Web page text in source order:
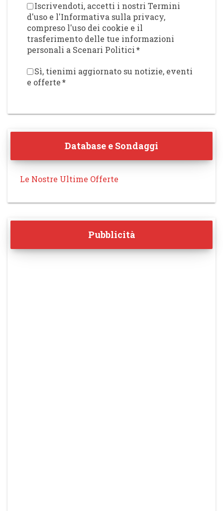
Iscrivendoti, accetti i nostri Termini
d'uso e l'Informativa sulla privacy,
compreso l'uso dei cookie e il
trasferimento delle tue informazioni
personali a Scenari Politici*
Sì, tienimi aggiornato su notizie, eventi
e offerte*
Database e Sondaggi
Le Nostre Ultime Offerte
Pubblicità